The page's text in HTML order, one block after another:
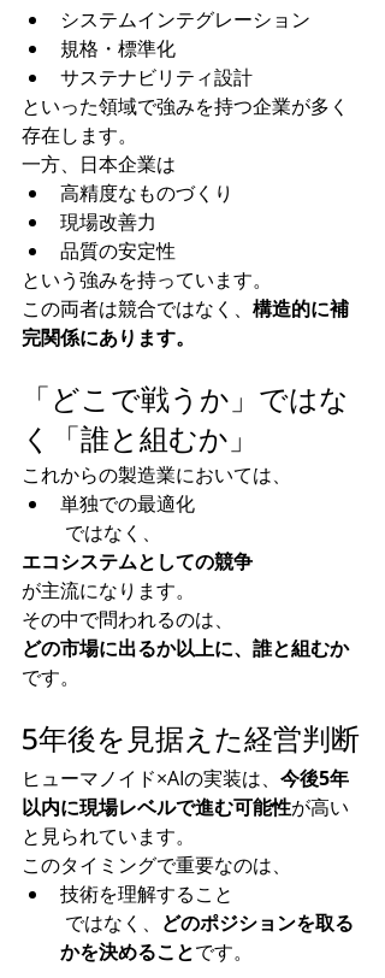
システムインテグレーション
規格・標準化
サステナビリティ設計
といった領域で強みを持つ企業が多く
存在します。
一方、日本企業は
高精度なものづくり
現場改善力
品質の安定性
という強みを持っています。
この両者は競合ではなく、 構造的に補
完関係にあります。
「どこで戦うか」ではな
く「誰と組むか」
これからの製造業においては、
単独での最適化
ではなく、
エコシステムとしての競争
が主流になります。
その中で問われるのは、
どの市場に出るか以上に、誰と組むか
です。
5年後を見据えた経営判断
ヒューマノイド×AIの実装は、 今後5年
以内に現場レベルで進む可能性が高い
と見られています。
このタイミングで重要なのは、
技術を理解すること
ではなく、 どのポジションを取る
かを決めることです。